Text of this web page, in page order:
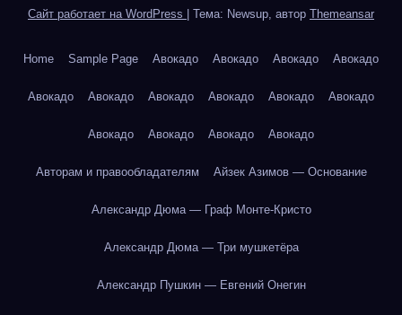
Сайт работает на WordPress Тема: Newsup, автор Themeansar
Home Sample Page Авокадо Авокадо Авокадо Авокадо
Авокадо Авокадо Авокадо Авокадо Авокадо Авокадо
Авокадо Авокадо Авокадо Авокадо
Авторам и правообладателям Айзек Азимов — Основание
Александр Дюма — Граф Монте-Кристо
Александр Дюма — Три мушкетёра
Александр Пушкин — Евгений Онегин